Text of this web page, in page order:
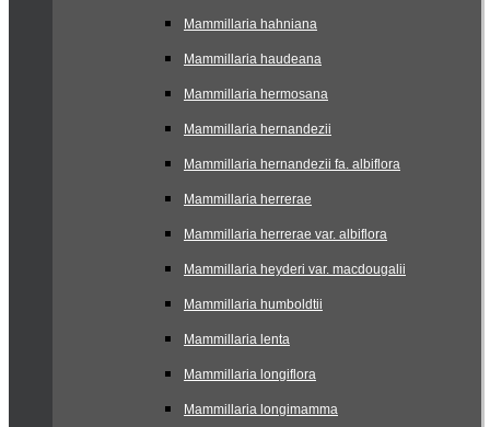
Mammillaria hahniana
Mammillaria haudeana
Mammillaria hermosana
Mammillaria hernandezii
Mammillaria hernandezii fa. albiflora
Mammillaria herrerae
Mammillaria herrerae var. albiflora
Mammillaria heyderi var. macdougalii
Mammillaria humboldtii
Mammillaria lenta
Mammillaria longiflora
Mammillaria longimamma